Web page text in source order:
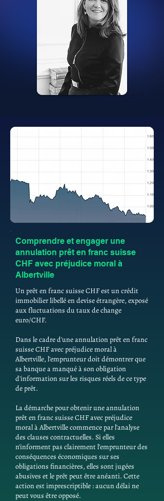
Comprendre et engager une
annulation prêt en franc suisse
CHF avec préjudice moral à
Albertville
Un prêt en franc suisse CHF est un crédit
immobilier libellé en devise étrangère, exposé
aux fluctuations du taux de change
euro/CHF.
Dans le cadre d'une annulation prêt en franc
suisse CHF avec préjudice moral à
Albertville, l'emprunteur doit démontrer que
sa banque a manqué à son obligation
d'information sur les risques réels de ce type
de prêt.
La démarche pour obtenir une annulation
prêt en franc suisse CHF avec préjudice
moral à Albertville commence par l'analyse
des clauses contractuelles. Si elles
n'informent pas clairement l'emprunteur des
conséquences économiques sur ses
obligations financières, elles sont jugées
abusives et le prêt peut être anéanti. Cette
action est imprescriptible : aucun délai ne
peut vous être opposé.